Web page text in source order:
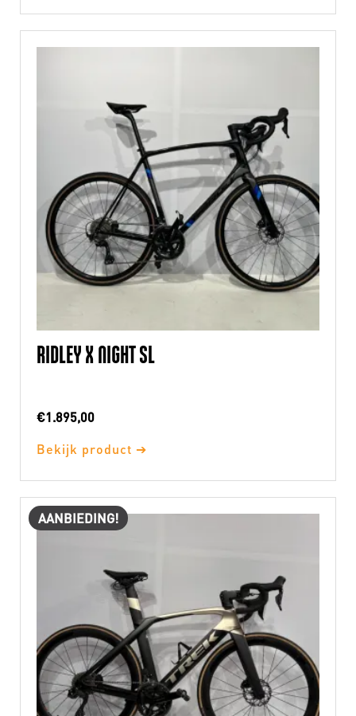
RIDLEY X NIGHT SL
€1.895,00
Bekijk product ➔
AANBIEDING!